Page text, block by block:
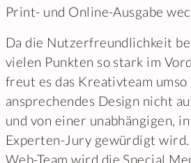
Print- und Online-Ausgabe
Da die Nutzerfreundlichkeit
vielen Punkten so stark im
freut es das Kreativteam umso
ansprechendes Design nicht
und von einer unabhängigen,
Experten-Jury gewürdigt wird.
Web-Team wird die Special